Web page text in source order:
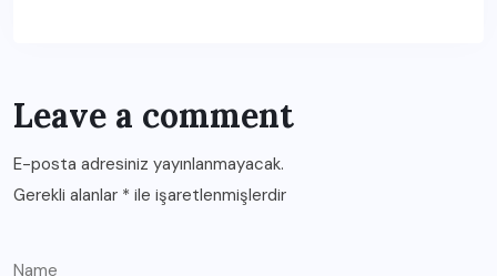
Leave a comment
E-posta adresiniz yayınlanmayacak.
Gerekli alanlar * ile işaretlenmişlerdir